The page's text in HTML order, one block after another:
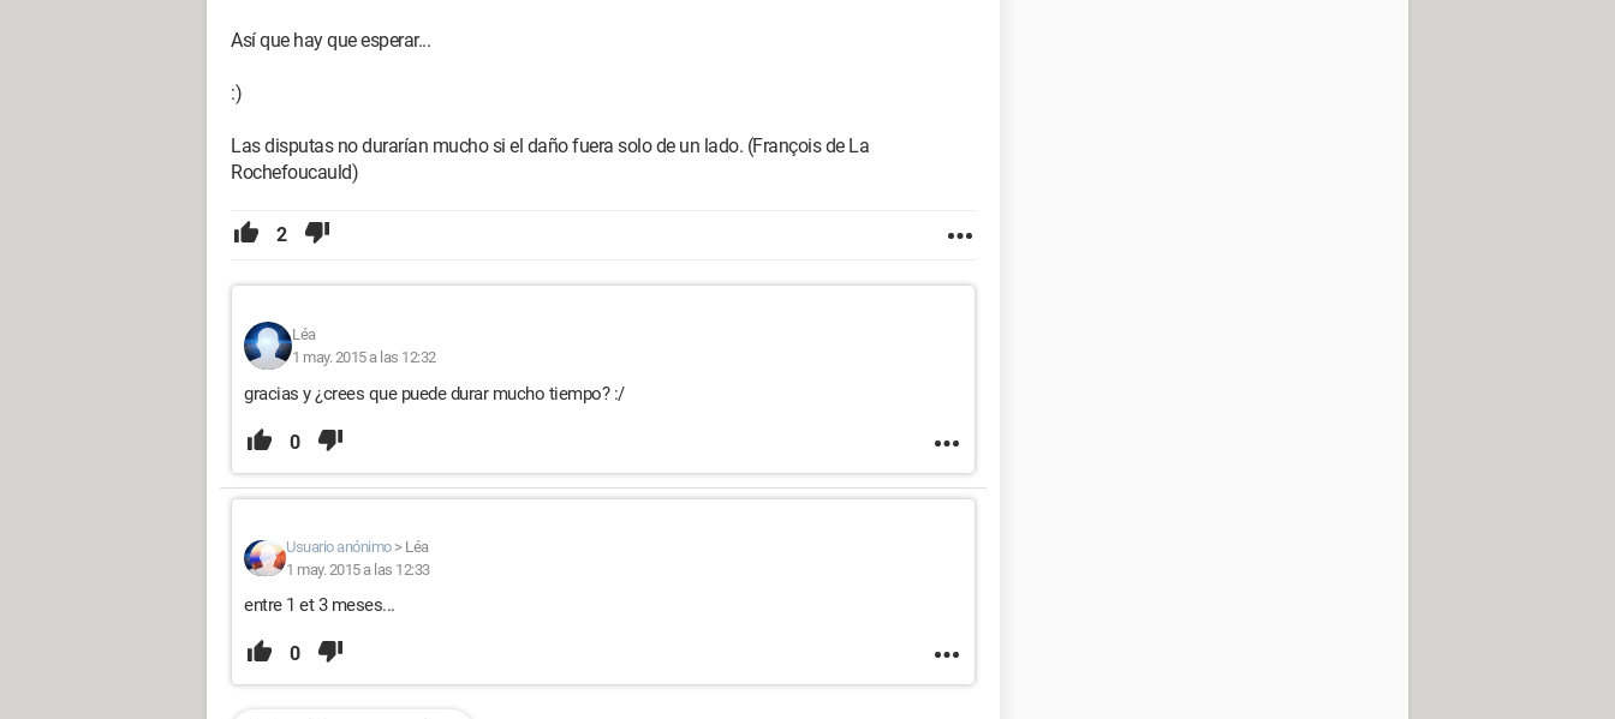
Así que hay que esperar...
:)
Las disputas no durarían mucho si el daño fuera solo de un lado. (François de La
Rochefoucauld)
2
Léa
1 may. 2015 a las 12:32
gracias y ¿crees que puede durar mucho tiempo? :/
0
Usuario anónimo> Léa
1 may. 2015 a las 12:33
entre 1 et 3 meses...
0